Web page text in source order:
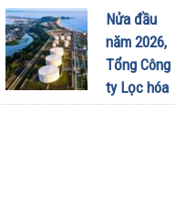
sang dùng
Limo
Green: Tôi
đã hiểu vì
sao xe điện
Nửa đầu
năm 2026,
Tổng Công
ty Lọc hóa
dầu Việt